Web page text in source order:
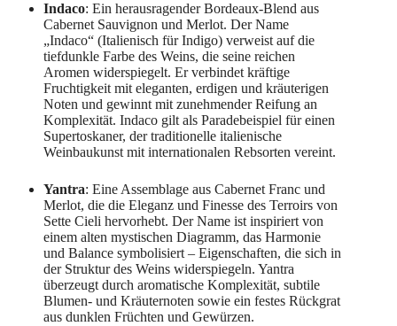
Indaco: Ein herausragender Bordeaux-Blend aus
Cabernet Sauvignon und Merlot. Der Name
„Indaco“ (Italienisch für Indigo) verweist auf die
tiefdunkle Farbe des Weins, die seine reichen
Aromen widerspiegelt. Er verbindet kräftige
Fruchtigkeit mit eleganten, erdigen und kräuterigen
Noten und gewinnt mit zunehmender Reifung an
Komplexität. Indaco gilt als Paradebeispiel für einen
Supertoskaner, der traditionelle italienische
Weinbaukunst mit internationalen Rebsorten vereint.
Yantra: Eine Assemblage aus Cabernet Franc und
Merlot, die die Eleganz und Finesse des Terroirs von
Sette Cieli hervorhebt. Der Name ist inspiriert von
einem alten mystischen Diagramm, das Harmonie
und Balance symbolisiert – Eigenschaften, die sich in
der Struktur des Weins widerspiegeln. Yantra
überzeugt durch aromatische Komplexität, subtile
Blumen- und Kräuternoten sowie ein festes Rückgrat
aus dunklen Früchten und Gewürzen.